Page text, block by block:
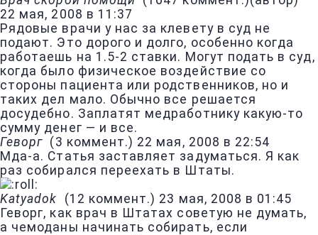
22 мая, 2008 в 11:37
Рядовые врачи у нас за клевету в суд не
подают. Это дорого и долго, особенно когда
работаешь на 1.5-2 ставки. Могут подать в суд,
когда было физическое воздействие со
стороны пациента или родственников, но и
таких дел мало. Обычно все решается
досудебно. Заплатят медработнику какую-то
сумму денег — и все.
Геворг ( 3 коммент.) 22 мая, 2008 в 22:54
Мда-а. Статья заставляет задуматься. Я как
раз собирался переехать в Штаты.
Katyadok (12 коммент.) 23 мая, 2008 в 01:45
Геворг, как врач в Штатах советую не думать,
а чемоданы начинать собирать, если